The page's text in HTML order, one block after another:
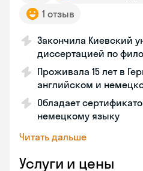
1 отзыв
Закончила Киевский
диссертацией по
Проживала 15 лет в
английском и
Обладает
немецкому языку
Читать дальше
Услуги и цены